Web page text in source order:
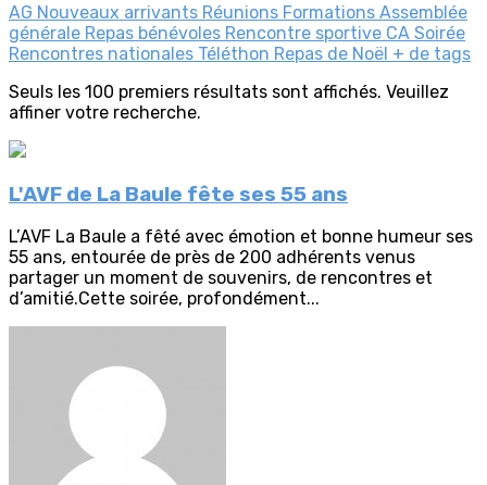
AG Nouveaux arrivants Réunions Formations Assemblée
générale Repas bénévoles Rencontre sportive CA Soirée
Rencontres nationales Téléthon Repas de Noël + de tags
Seuls les 100 premiers résultats sont affichés. Veuillez
affiner votre recherche.
L'AVF de La Baule fête ses 55 ans
L’AVF La Baule a fêté avec émotion et bonne humeur ses
55 ans, entourée de près de 200 adhérents venus
partager un moment de souvenirs, de rencontres et
d’amitié.Cette soirée, profondément...